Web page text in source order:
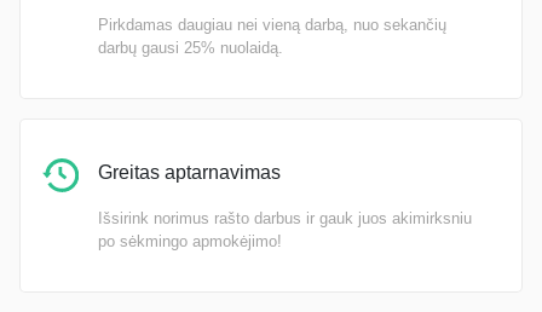
Pirkdamas daugiau nei vieną darbą, nuo sekančių
darbų gausi 25% nuolaidą.
Greitas aptarnavimas
Išsirink norimus rašto darbus ir gauk juos akimirksniu
po sėkmingo apmokėjimo!